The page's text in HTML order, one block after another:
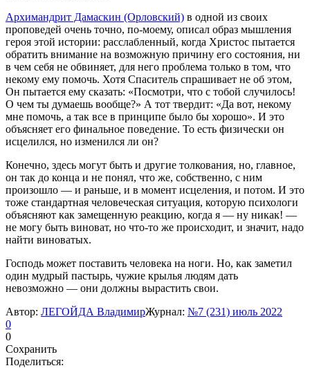
Архимандрит Дамаскин (Орловский) в одной из своих
проповедей очень точно, по-моему, описал образ мышления
героя этой истории: расслабленный, когда Христос пытается
обратить внимание на возможную причину его состояния, ни
в чем себя не обвиняет, для него проблема только в том, что
некому ему помочь. Хотя Спаситель спрашивает не об этом,
Он пытается ему сказать: «Посмотри, что с тобой случилось!
О чем ты думаешь вообще?» А тот твердит: «Да вот, некому
мне помочь, а так все в принципе было бы хорошо». И это
объясняет его финальное поведение. То есть физически он
исцелился, но изменился ли он?
Конечно, здесь могут быть и другие толкования, но, главное,
он так до конца и не понял, что же, собственно, с ним
произошло — и раньше, и в момент исцеления, и потом. И это
тоже стандарт­ная человеческая ситуация, которую психологи
объясняют как замещенную реакцию, когда я — ну никак! —
не могу быть виноват, но что-то же происходит, и значит, надо
найти виноватых.
Господь может поставить человека на ноги. Но, как заметил
один мудрый пастырь, чужие крылья людям дать
невозможно — они должны вырастить свои.
Автор: ЛЕГОЙДА ВладимирЖурнал: №7 (231) июль 2022
0
0
Сохранить
Поделиться: